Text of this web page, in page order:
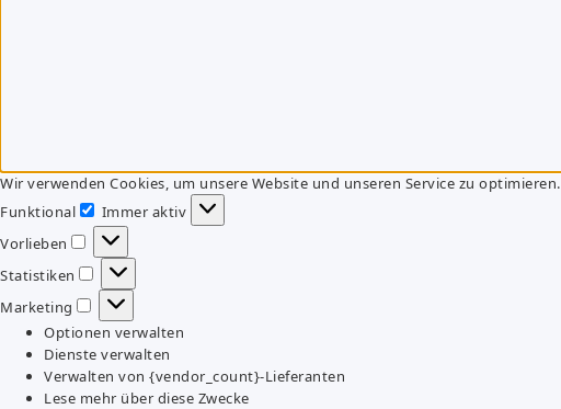
Wir verwenden Cookies, um unsere Website und unseren Service zu optimieren.
Funktional
Funktional
Immer aktiv
Vorlieben
Vorlieben
Statistiken
Statistiken
Marketing
Marketing
Optionen verwalten
Dienste verwalten
Verwalten von {vendor_count}-Lieferanten
Lese mehr über diese Zwecke